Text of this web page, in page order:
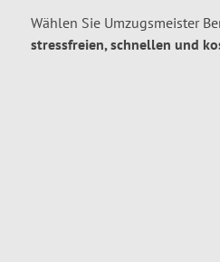
Wählen Sie Umzugsmeister
stressfreien, schnellen und